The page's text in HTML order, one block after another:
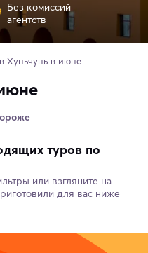
Без комиссий
агентств
Хуньчунь в июне
туров по
или взгляните на
для вас ниже